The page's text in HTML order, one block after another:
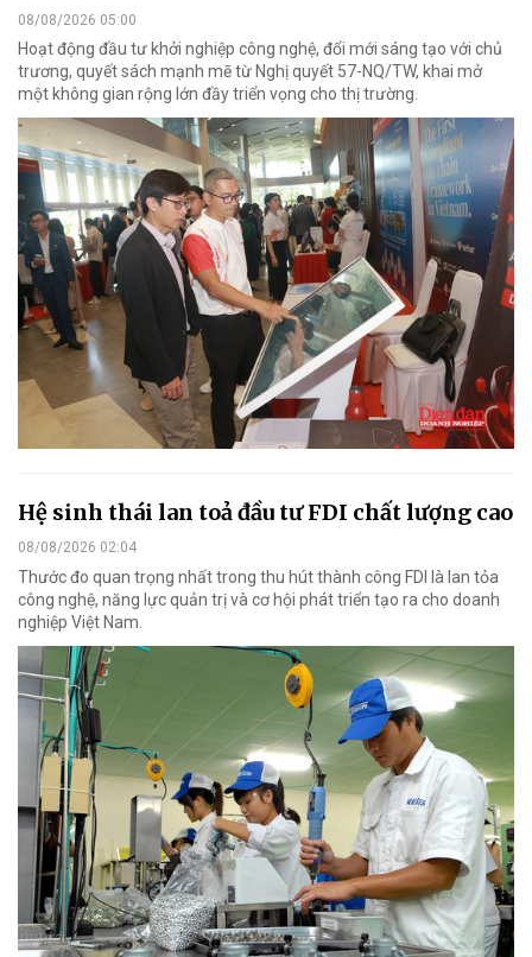
08/08/2026 05:00
Hoạt động đầu tư khởi nghiệp công nghệ, đổi mới sáng tạo với chủ
trương, quyết sách mạnh mẽ từ Nghị quyết 57-NQ/TW, khai mở
một không gian rộng lớn đầy triển vọng cho thị trường.
Hệ sinh thái lan toả đầu tư FDI chất lượng cao
08/08/2026 02:04
Thước đo quan trọng nhất trong thu hút thành công FDI là lan tỏa
công nghệ, năng lực quản trị và cơ hội phát triển tạo ra cho doanh
nghiệp Việt Nam.